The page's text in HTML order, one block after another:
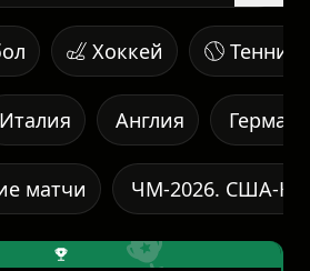
Хоккей Теннис
Италия Англия
ЧМ-2026. США-
матчи